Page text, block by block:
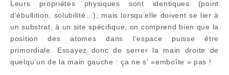
Leurs propriétés physiques sont identiques (point
d’ébullition, solubilité…), mais lorsqu’elle doivent se lier à
un substrat, à un site spécifique, on comprend bien que la
position des atomes dans l’espace puisse être
primordiale. Essayez donc de serrer la main droite de
quelqu’un de la main gauche : ça ne s’ »emboîte » pas !